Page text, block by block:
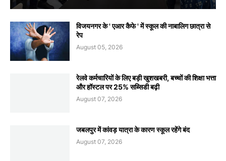
विजयनगर के ' एआर कैफे ' में स्कूल की नाबालिग छात्रा से
रेप
August 05, 2026
रेलवे कर्मचारियों के लिए बड़ी खुशखबरी, बच्चों की शिक्षा भत्ता
और हॉस्टल पर 25% सब्सिडी बढ़ी
August 07, 2026
जबलपुर में कांवड़ यात्रा के कारण स्कूल रहेंगे बंद
August 07, 2026